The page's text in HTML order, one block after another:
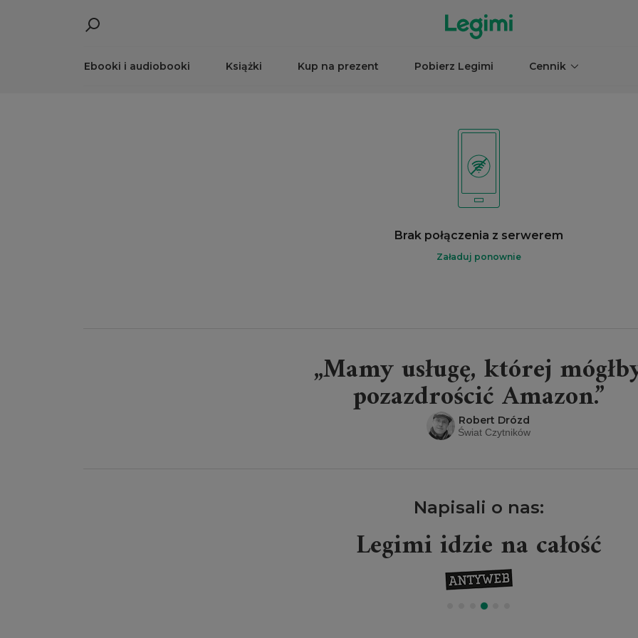
Ebooki i audiobooki Książki Kup na prezent Pobierz Legimi Cennik
Brak połączenia z serwerem
Załaduj ponownie
„Mamy usługę, której
pozazdrościć Amazon.”
Robert Drózd
Świat Czytników
Napisali o nas:
Legimi idzie na całość